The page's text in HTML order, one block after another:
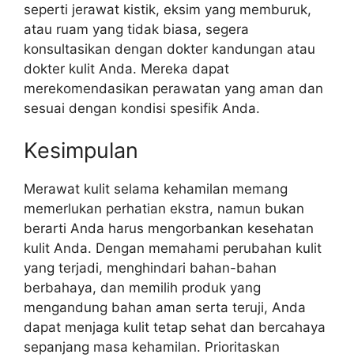
seperti jerawat kistik, eksim yang memburuk,
atau ruam yang tidak biasa, segera
konsultasikan dengan dokter kandungan atau
dokter kulit Anda. Mereka dapat
merekomendasikan perawatan yang aman dan
sesuai dengan kondisi spesifik Anda.
Kesimpulan
Merawat kulit selama kehamilan memang
memerlukan perhatian ekstra, namun bukan
berarti Anda harus mengorbankan kesehatan
kulit Anda. Dengan memahami perubahan kulit
yang terjadi, menghindari bahan-bahan
berbahaya, dan memilih produk yang
mengandung bahan aman serta teruji, Anda
dapat menjaga kulit tetap sehat dan bercahaya
sepanjang masa kehamilan. Prioritaskan